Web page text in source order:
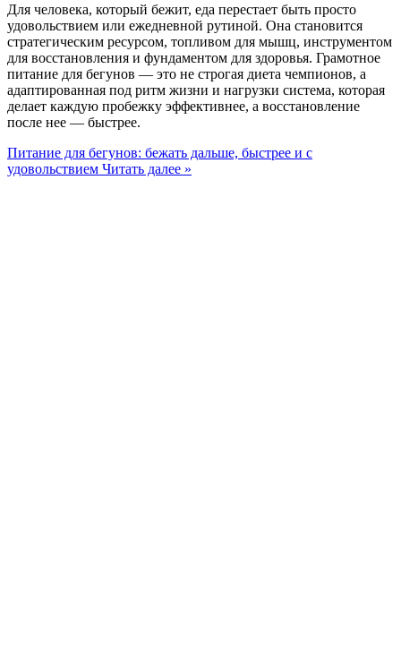
Для человека, который бежит, еда перестает быть просто
удовольствием или ежедневной рутиной. Она становится
стратегическим ресурсом, топливом для мышц, инструментом
для восстановления и фундаментом для здоровья. Грамотное
питание для бегунов — это не строгая диета чемпионов, а
адаптированная под ритм жизни и нагрузки система, которая
делает каждую пробежку эффективнее, а восстановление
после нее — быстрее.
Питание для бегунов: бежать дальше, быстрее и с
удовольствием Читать далее »